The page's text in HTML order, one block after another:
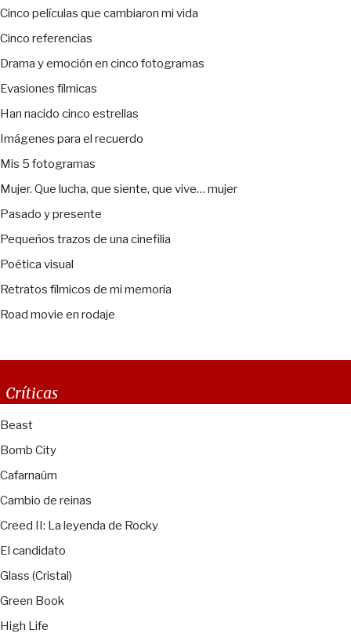
Cinco películas que cambiaron mi vida
Cinco referencias
Drama y emoción en cinco fotogramas
Evasiones fílmicas
Han nacido cinco estrellas
Imágenes para el recuerdo
Mis 5 fotogramas
Mujer. Que lucha, que siente, que vive… mujer
Pasado y presente
Pequeños trazos de una cinefilia
Poética visual
Retratos fílmicos de mi memoria
Road movie en rodaje
Críticas
Beast
Bomb City
Cafarnaúm
Cambio de reinas
Creed II: La leyenda de Rocky
El candidato
Glass (Cristal)
Green Book
High Life